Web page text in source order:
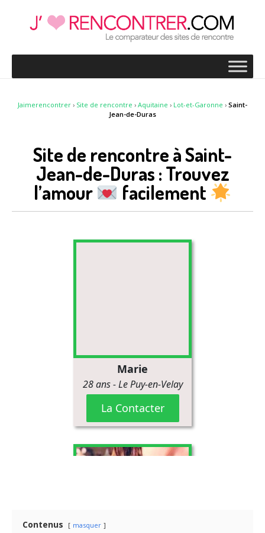
Jaimerencontrer › Site de rencontre › Aquitaine › Lot-et-Garonne › Saint-
Jean-de-Duras
Site de rencontre à Saint-
Jean-de-Duras : Trouvez
l’amour
facilement
Contenus masquer